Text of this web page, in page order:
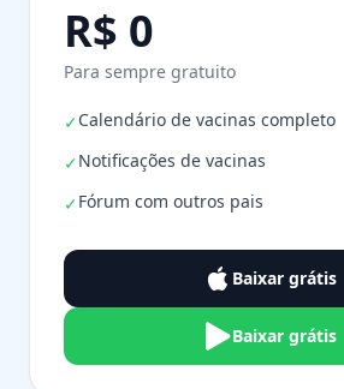
R$ 0
Para sempre gratuito
✓Calendário de vacinas completo
✓Notificações de vacinas
✓Fórum com outros pais
Baixar grátis
Baixar grátis